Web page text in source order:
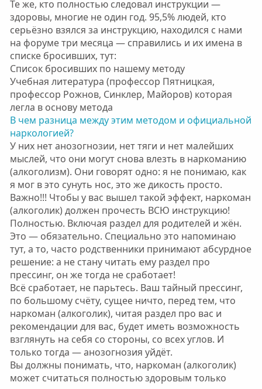
Те же, кто полностью следовал инструкции —
здоровы, многие не один год. 95,5% людей, кто
серьёзно взялся за инструкцию, находился с нами
на форуме три месяца — справились и их имена в
списке бросивших, тут:
Список бросивших по нашему методу
Учебная литература (профессор Пятницкая,
профессор Рожнов, Синклер, Майоров) которая
легла в основу метода
В чем разница между этим методом и официальной
наркологией?
У них нет анозогнозии, нет тяги и нет малейших
мыслей, что они могут снова влезть в наркоманию
(алкоголизм). Они говорят одно: я не понимаю, как
я мог в это сунуть нос, это же дикость просто.
Важно!!! Чтобы у вас вышел такой эффект, наркоман
(алкоголик) должен прочесть ВСЮ инструкцию!
Полностью. Включая раздел для родителей и жён.
Это — обязательно. Специально это напоминаю
тут, а то, часто родственники принимают абсурдное
решение: а не стану читать ему раздел про
прессинг, он же тогда не сработает!
Всё сработает, не парьтесь. Ваш тайный прессинг,
по большому счёту, сущее ничто, перед тем, что
наркоман (алкоголик), читая раздел про вас и
рекомендации для вас, будет иметь возможность
взглянуть на себя со стороны, со всех углов. И
только тогда — анозогнозия уйдёт.
Вы должны понимать, что, наркоман (алкоголик)
может считаться полностью здоровым только